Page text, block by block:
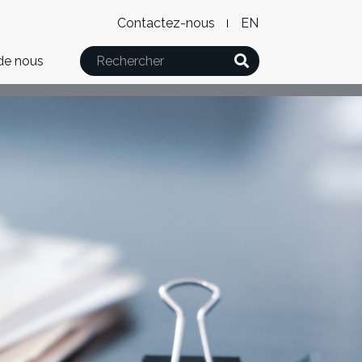
Level
2
Menu
Contactez-nous WxT
Language
switcher
nous Rechercher